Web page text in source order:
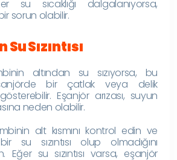
su sıcaklığı dalgalanıyorsa,
sorun olabilir.
Sızıntısı
altından su sızıyorsa, bu
bir çatlak veya delik
Eşanjör arızası, suyun
neden olabilir.
alt kısmını kontrol edin ve
su sızıntısı olup olmadığını
Eğer su sızıntısı varsa, eşanjör